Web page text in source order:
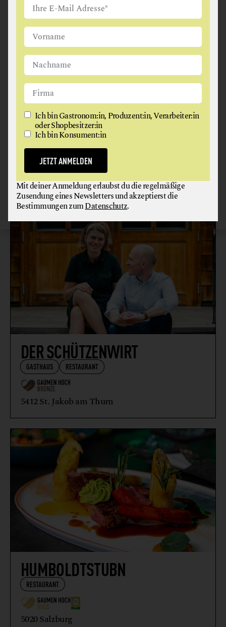
HERZOGIN . DAS ANDERE
WIRTSHAUS
GASTHAUS
5761 Maria Alm
DER SCHÜTZENWIRT
GASTHAUS RESTAURANT
5412 St. Jakob am Thurn
HUMBOLDTSTUBN
RESTAURANT
5020 Salzburg
Ich bin Gastronom:in, Produzent:in, Verarbeiter:in
oder Shopbesitzer:in
Ich bin Konsument:in
JETZT ANMELDEN
Mit deiner Anmeldung erlaubst du die regelmäßige
Zusendung eines Newsletters und akzeptierst die
Bestimmungen zumDatenschutz.